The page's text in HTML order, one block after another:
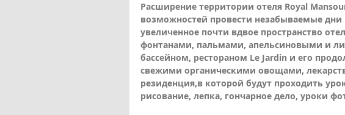
Расширение территории отеля Royal
возможностей провести незабываемые
увеличенное почти вдвое пространство
фонтанами, пальмами, апельсиновыми и
бассейном, рестораном Le Jardin и его
свежими органическими овощами,
резиденция,в которой будут проходить
рисование, лепка, гончарное дело, уроки